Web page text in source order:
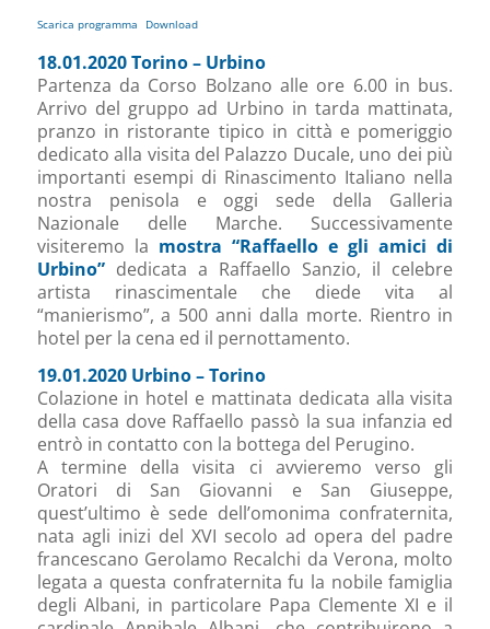
Scarica programma Download
18.01.2020 Torino – Urbino
Partenza da Corso Bolzano alle ore 6.00 in bus.
Arrivo del gruppo ad Urbino in tarda mattinata,
pranzo in ristorante tipico in città e pomeriggio
dedicato alla visita del Palazzo Ducale, uno dei più
importanti esempi di Rinascimento Italiano nella
nostra penisola e oggi sede della Galleria
Nazionale delle Marche. Successivamente
visiteremo la mostra “Raffaello e gli amici di
Urbino”dedicata a Raffaello Sanzio, il celebre
artista rinascimentale che diede vita al
“manierismo”, a 500 anni dalla morte. Rientro in
hotel per la cena ed il pernottamento.
19.01.2020 Urbino – Torino
Colazione in hotel e mattinata dedicata alla visita
della casa dove Raffaello passò la sua infanzia ed
entrò in contatto con la bottega del Perugino.
A termine della visita ci avvieremo verso gli
Oratori di San Giovanni e San Giuseppe,
quest’ultimo è sede dell’omonima confraternita,
nata agli inizi del XVI secolo ad opera del padre
francescano Gerolamo Recalchi da Verona, molto
legata a questa confraternita fu la nobile famiglia
degli Albani, in particolare Papa Clemente XI e il